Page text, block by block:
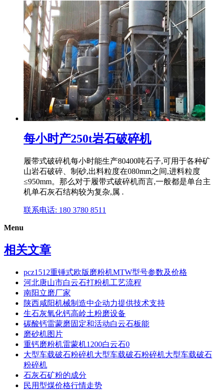
每小时产250t岩石破碎机
履带式破碎机每小时能生产80400吨石子,可用于各种矿
山岩石破碎、制砂,出料粒度在080mm之间,进料粒度
≤950mm。那么对于履带式破碎机而言,一般都是单台主
机单石灰石结构较为复杂,属 .
联系电话: 180 3780 8511
Menu
相关文章
pcz1512重锤式欧版磨粉机MTW型号参数及价格
河北唐山市白云石打粉机工艺流程
南阳立磨厂家
陕西咸阳机械制造中企动力提供技术支持
生石灰氧化钙高岭土粉磨设备
碳酸钙雷蒙磨固定和活动白云石板能
磨砂机图片
重钙磨粉机雷蒙机1200白云石0
大型车载破石粉碎机大型车载破石粉碎机大型车载破石
粉碎机
石灰石矿粉的成分
民用型煤价格行情走势